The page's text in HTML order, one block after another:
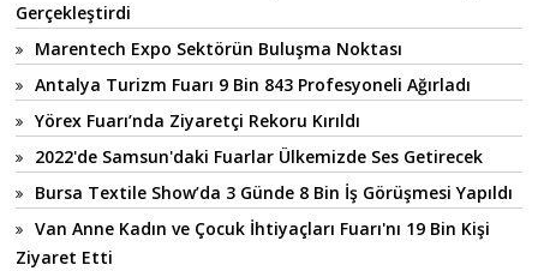
Gerçekleştirdi
Marentech Expo Sektörün Buluşma Noktası
Antalya Turizm Fuarı 9 Bin 843 Profesyoneli Ağırladı
Yörex Fuarı’nda Ziyaretçi Rekoru Kırıldı
2022'de Samsun'daki Fuarlar Ülkemizde Ses Getirecek
Bursa Textile Show’da 3 Günde 8 Bin İş Görüşmesi Yapıldı
Van Anne Kadın ve Çocuk İhtiyaçları Fuarı'nı 19 Bin Kişi
Ziyaret Etti